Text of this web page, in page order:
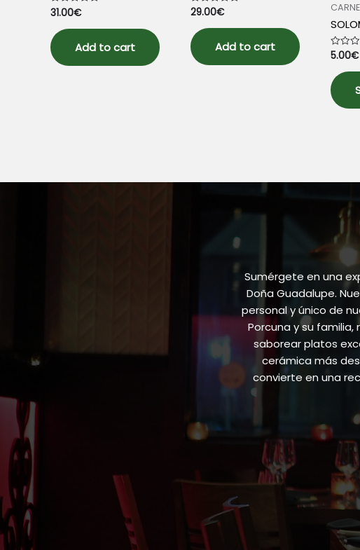
Rated
0
out
of
5
31.00€
Add to cart
Rated
0
out
of
5
29.00€
Add to cart
Rated
0
out
of
5
5.00€
Sumérgete en una
Doña Guadalupe.
personal y único de
Porcuna y su
saborear platos
cerámica más
convierte en una